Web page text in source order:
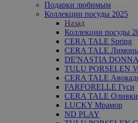
Подарки любимым
Коллекции посуды 2025
Назад
Коллекции посуды
CERA TALE Spring
CERA TALE
DE'NASTIA DONNA
TULU PORSELEN
CERA TALE
FARFORELLE Гуси
CERA TALE Оливки
LUCKY Мрамор
ND PLAY